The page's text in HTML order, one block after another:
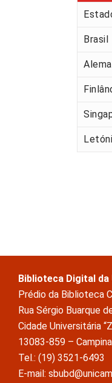
Brasil
Biblioteca Digital da
Prédio da Biblioteca
Rua Sérgio Buarque
Cidade Universitária
13083-859 –
Tel.: (19) 3521-6493
E-mail: